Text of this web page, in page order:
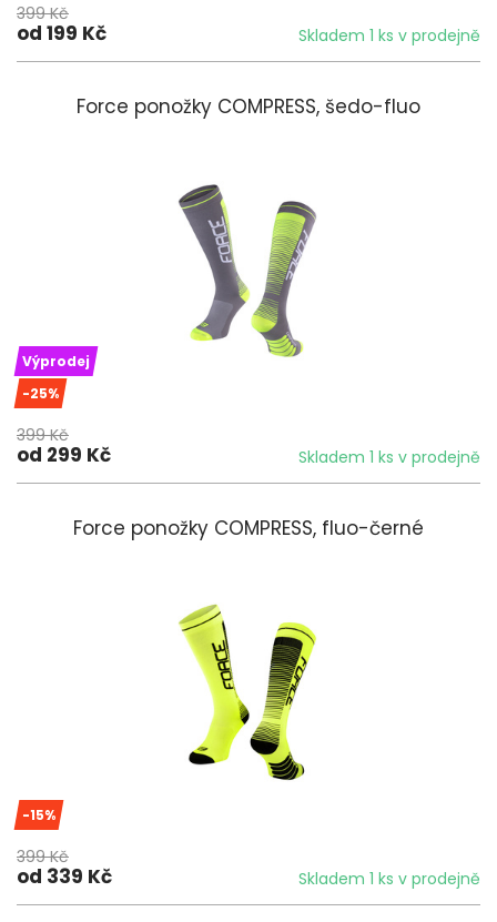
399 Kč
od 199 Kč Skladem 1 ks v prodejně
Force ponožky COMPRESS, šedo-fluo
Výprodej
-25%
399 Kč
od 299 Kč Skladem 1 ks v prodejně
Force ponožky COMPRESS, fluo-černé
-15%
399 Kč
od 339 Kč Skladem 1 ks v prodejně